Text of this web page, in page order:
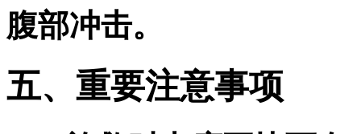
腹部冲击。
五、重要注意事项